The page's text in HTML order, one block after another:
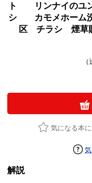
ト リンナイのユ
シ カモメホーム
区 チラシ 煙
気になる本
解説